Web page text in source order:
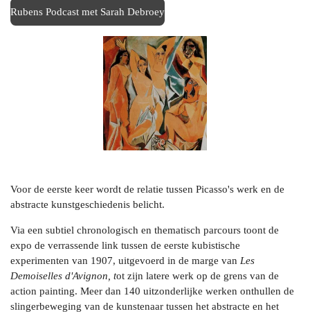
Rubens Podcast met Sarah Debroey
Voor de eerste keer wordt de relatie tussen Picasso's werk en de
abstracte kunstgeschiedenis belicht.
Via een subtiel chronologisch en thematisch parcours toont de
expo de verrassende link tussen de eerste kubistische
experimenten van 1907, uitgevoerd in de marge van Les
Demoiselles d'Avignon, tot zijn latere werk op de grens van de
action painting. Meer dan 140 uitzonderlijke werken onthullen de
slingerbeweging van de kunstenaar tussen het abstracte en het